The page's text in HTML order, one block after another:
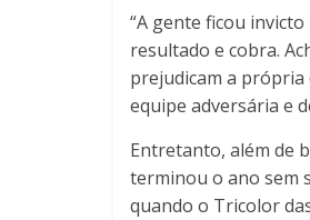
“A gente ficou
resultado e cobra.
prejudicam a própria
equipe adversária e
Entretanto, além de
terminou o ano sem
quando o Tricolor